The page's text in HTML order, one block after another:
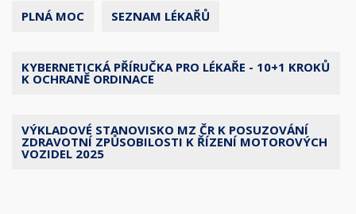
PLNÁ MOC SEZNAM LÉKAŘŮ
KYBERNETICKÁ PŘÍRUČKA PRO LÉKAŘE - 10+1 KROKŮ
K OCHRANĚ ORDINACE
VÝKLADOVÉ STANOVISKO MZ ČR K POSUZOVÁNÍ
ZDRAVOTNÍ ZPŮSOBILOSTI K ŘÍZENÍ MOTOROVÝCH
VOZIDEL 2025